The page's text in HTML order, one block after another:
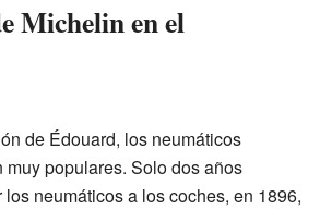
Michelin en el
de Édouard, los neumáticos
populares. Solo dos años
neumáticos a los coches, en 1896,